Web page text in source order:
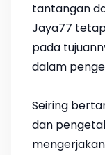
tantangan
Jaya77
pada
dalam
Seiring
dan